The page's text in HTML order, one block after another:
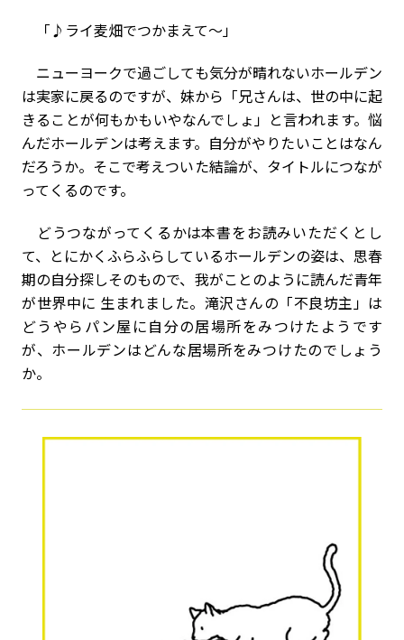
「♪ライ麦畑でつかまえて～」
ニューヨークで過ごしても気分が晴れないホールデン
は実家に戻るのですが、妹から「兄さんは、世の中に起
きることが何もかもいやなんでしょ」と言われます。悩
んだホールデンは考えます。自分がやりたいことはなん
だろうか。そこで考えついた結論が、タイトルにつなが
ってくるのです。
どうつながってくるかは本書をお読みいただくとし
て、とにかくふらふらしているホールデンの姿は、思春
期の自分探しそのもので、我がことのように読んだ青年
が世界中に 生まれました。滝沢さんの「不良坊主」は
どうやらパン屋に自分の居場所をみつけたようです
が、ホールデンはどんな居場所をみつけたのでしょう
か。